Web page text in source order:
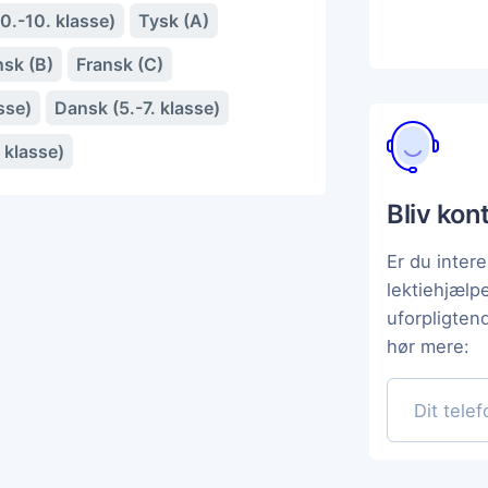
10. klasse)
Tysk (A)
(B)
Fransk (C)
Dansk (5.-7. klasse)
Bliv
Er du
hør mere: